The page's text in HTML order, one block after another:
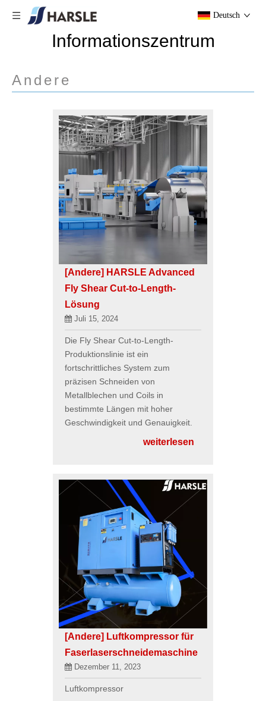
Deutsch
Informationszentrum
Andere
[Andere] HARSLE Advanced
Fly Shear Cut-to-Length-
Lösung
Juli 15, 2024
Die Fly Shear Cut-to-Length-
Produktionslinie ist ein
fortschrittliches System zum
präzisen Schneiden von
Metallblechen und Coils in
bestimmte Längen mit hoher
Geschwindigkeit und Genauigkeit.
weiterlesen
[Andere] Luftkompressor für
Faserlaserschneidemaschine
Dezember 11, 2023
Luftkompressor